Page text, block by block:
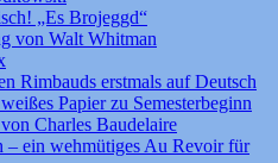
„Es Brojeggd“
von Walt Whitman
Rimbauds erstmals auf Deutsch
Papier zu Semesterbeginn
Charles Baudelaire
– ein wehmütiges Au Revoir für